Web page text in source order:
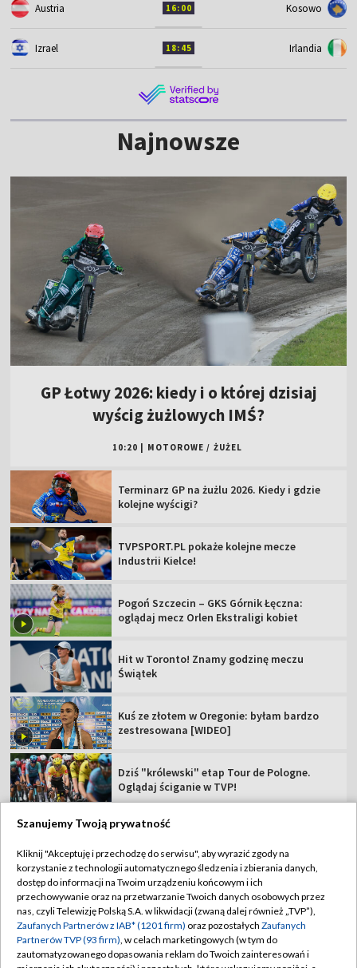
Austria 16:00 Kosowo
Izrael 18:45 Irlandia
Najnowsze
GP Łotwy 2026: kiedy i o której dzisiaj
wyścig żużlowych IMŚ?
10:20 MOTOROWE / ŻUŻEL
Terminarz GP na żużlu 2026. Kiedy i gdzie
kolejne wyścigi?
TVPSPORT.PL pokaże kolejne mecze
Industrii Kielce!
Pogoń Szczecin – GKS Górnik Łęczna:
oglądaj mecz Orlen Ekstraligi kobiet
Hit w Toronto! Znamy godzinę meczu
Świątek
Kuś ze złotem w Oregonie: byłam bardzo
zestresowana [WIDEO]
Dziś "królewski" etap Tour de Pologne.
Oglądaj ściganie w TVP!
TVP
Abonament TVP
Sklep TVP
Biuro Reklamy
Regulamin TVP
Polityka prywatności
Moje zgody
Szanujemy Twoją prywatność
Kliknij "Akceptuję i przechodzę do serwisu", aby wyrazić zgody na
korzystanie z technologii automatycznego śledzenia i zbierania danych,
dostęp do informacji na Twoim urządzeniu końcowym i ich
przechowywanie oraz na przetwarzanie Twoich danych osobowych przez
nas, czyli Telewizję Polską S.A. w likwidacji (zwaną dalej również „TVP”),
Zaufanych Partnerów z IAB* (1201 firm) oraz pozostałych Zaufanych
Partnerów TVP (93 firm), w celach marketingowych (w tym do
zautomatyzowanego dopasowania reklam do Twoich zainteresowań i